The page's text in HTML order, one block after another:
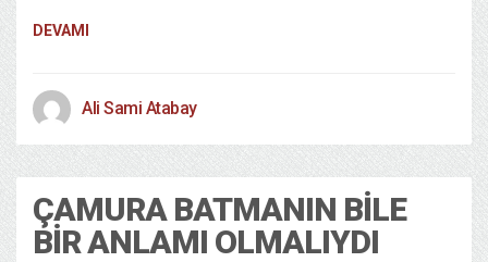
DEVAMI
Ali Sami Atabay
ÇAMURA BATMANIN BILE
BIR ANLAMI OLMALIYDI